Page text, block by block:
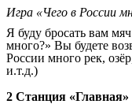
Игра «Чего в России
Я буду бросать вам
много?» Вы будете
России много рек,
и.т.д.)
2 Станция «Главная»